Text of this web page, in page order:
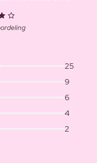
25
9
6
4
2